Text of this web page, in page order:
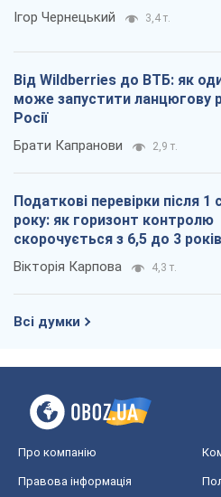
Ігор Чернецький 3,4 т.
Від Wildberries до ВТБ: як
може запустити ланцюгову
Росії
Брати Капранови 2,9 т.
Податкові перевірки після 1
року: як горизонт контролю
скорочується з 6,5 до 3 років
Вікторія Карпова 4,3 т.
Всі думки
Про компанію
Правова інформація